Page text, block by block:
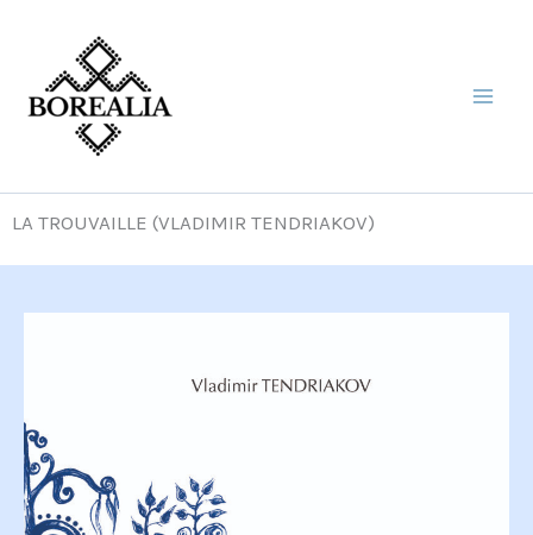
contenu
LA TROUVAILLE (VLADIMIR TENDRIAKOV)